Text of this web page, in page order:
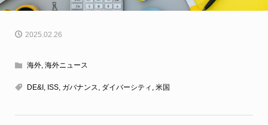
2025.02.26
海外, 海外ニュース
DE&I, ISS, ガバナンス, ダイバーシティ , 米国